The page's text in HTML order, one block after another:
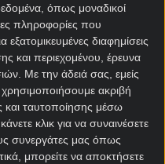
όπως μοναδικοί
πληροφορίες που
διαφημίσεις
και περιεχομένου, έρευνα
Με την άδειά σας, εμείς
χρησιμοποιήσουμε ακριβή
και ταυτοποίησης μέσω
κλικ για να συναινέσετε
συνεργάτες μας όπως
μπορείτε να αποκτήσετε
*